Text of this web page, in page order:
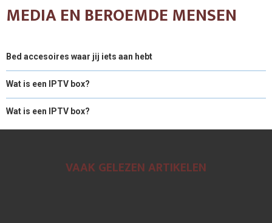
MEDIA EN BEROEMDE MENSEN
Bed accesoires waar jij iets aan hebt
Wat is een IPTV box?
Wat is een IPTV box?
VAAK GELEZEN ARTIKELEN